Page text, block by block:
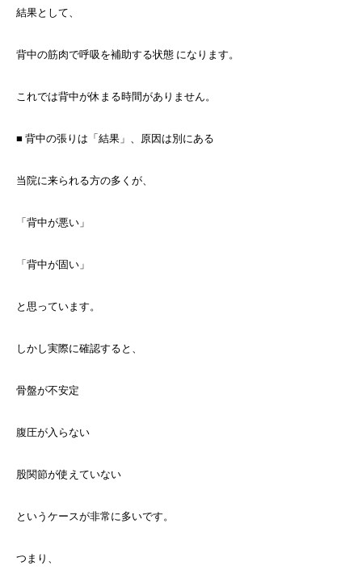
結果として、
背中の筋肉で呼吸を補助する状態 になります。
これでは背中が休まる時間がありません。
■ 背中の張りは「結果」、原因は別にある
当院に来られる方の多くが、
「背中が悪い」
「背中が固い」
と思っています。
しかし実際に確認すると、
骨盤が不安定
腹圧が入らない
股関節が使えていない
というケースが非常に多いです。
つまり、